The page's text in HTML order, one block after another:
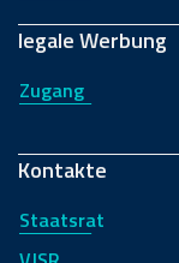
legale Werbung
Zugang
Kontakte
Staatsrat